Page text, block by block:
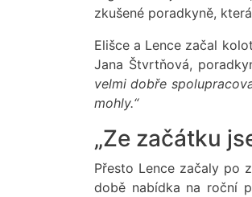
zkušené poradkyně,
Elišce a Lence začal
Jana Štvrtňová,
velmi dobře
mohly.“
„Ze začátku
Přesto Lence začaly po
době nabídka na roční